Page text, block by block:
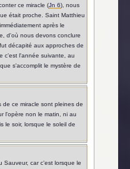
ce miracle (Jn 6), nous
était proche. Saint Matthieu
après le
d'où nous devons conclure
décapité aux approches de
c'est l'année suivante, au
s'accomplit le mystère de
de ce miracle sont pleines de
l'opère non le matin, ni au
le soir, lorsque le soleil de
Sauveur, car c'est lorsque le